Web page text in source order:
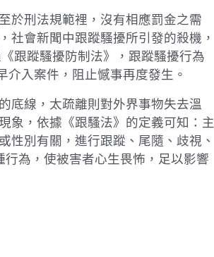
於刑法規範裡，沒有相應罰金之需
社會新聞中跟蹤騷擾所引發的殺機，
跟蹤騷擾防制法》，跟蹤騷擾行為
入案件，阻止憾事再度發生。
底線，太疏離則對外界事物失去溫
象，依據《跟騷法》的定義可知：主
性別有關，進行跟蹤、尾隨、歧視、
為，使被害者心生畏怖，足以影響